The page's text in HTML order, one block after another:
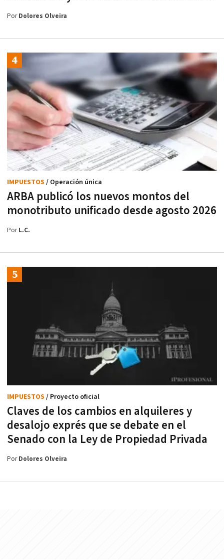
PorDolores Olveira
ARBA publicó los nuevos montos del
monotributo unificado desde agosto 2026
IMPUESTOS / Operación única
PorL.C.
Claves de los cambios en alquileres y
desalojo exprés que se debate en el
Senado con la Ley de Propiedad Privada
IMPUESTOS / Proyecto oficial
PorDolores Olveira